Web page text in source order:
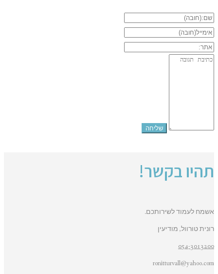
תהיו בקשר!
אשמח לעמוד לשירותכם.
רונית טורוול, מודיעין
054-3013200
ronitturvall@yahoo.com